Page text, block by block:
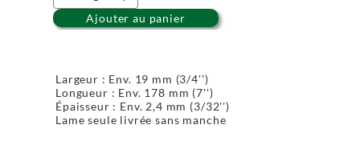
Ajouter au panier
Largeur : Env. 19 mm (3/4'')
Longueur : Env. 178 mm (7'')
Épaisseur : Env. 2,4 mm (3/32'')
Lame seule livrée sans manche